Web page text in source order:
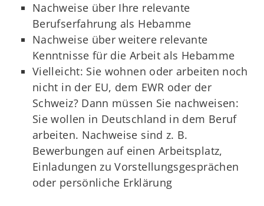
Nachweise über Ihre relevante
Berufserfahrung als Hebamme
Nachweise über weitere relevante
Kenntnisse für die Arbeit als Hebamme
Vielleicht: Sie wohnen oder arbeiten noch
nicht in der EU, dem EWR oder der
Schweiz? Dann müssen Sie nachweisen:
Sie wollen in Deutschland in dem Beruf
arbeiten. Nachweise sind z. B.
Bewerbungen auf einen Arbeitsplatz,
Einladungen zu Vorstellungsgesprächen
oder persönliche Erklärung